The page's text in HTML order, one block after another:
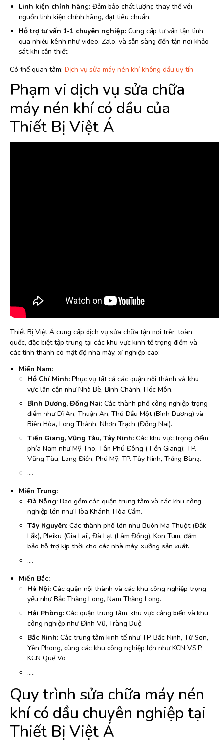
Linh kiện chính hãng: Đảm bảo chất lượng thay thế với
nguồn linh kiện chính hãng, đạt tiêu chuẩn.
Hỗ trợ tư vấn 1-1 chuyên nghiệp: Cung cấp tư vấn tận tình
qua nhiều kênh như video, Zalo, và sẵn sàng đến tận nơi khảo
sát khi cần thiết.
Có thể quan tâm: Dịch vụ sửa máy nén khí không dầu uy tín
Phạm vi dịch vụ sửa chữa
máy nén khí có dầu của
Thiết Bị Việt Á
Thiết Bị Việt Á cung cấp dịch vụ sửa chữa tận nơi trên toàn
quốc, đặc biệt tập trung tại các khu vực kinh tế trọng điểm và
các tỉnh thành có mật độ nhà máy, xí nghiệp cao:
Miền Nam:
Hồ Chí Minh: Phục vụ tất cả các quận nội thành và khu
vực lân cận như Nhà Bè, Bình Chánh, Hóc Môn.
Bình Dương, Đồng Nai: Các thành phố công nghiệp trọng
điểm như Dĩ An, Thuận An, Thủ Dầu Một (Bình Dương) và
Biên Hòa, Long Thành, Nhơn Trạch (Đồng Nai).
Tiền Giang, Vũng Tàu, Tây Ninh: Các khu vực trọng điểm
phía Nam như Mỹ Tho, Tân Phú Đông (Tiền Giang); TP.
Vũng Tàu, Long Điền, Phú Mỹ; TP. Tây Ninh, Trảng Bàng.
….
Miền Trung:
Đà Nẵng: Bao gồm các quận trung tâm và các khu công
nghiệp lớn như Hòa Khánh, Hòa Cầm.
Tây Nguyên: Các thành phố lớn như Buôn Ma Thuột (Đắk
Lắk), Pleiku (Gia Lai), Đà Lạt (Lâm Đồng), Kon Tum, đảm
bảo hỗ trợ kịp thời cho các nhà máy, xưởng sản xuất.
….
Miền Bắc:
Hà Nội: Các quận nội thành và các khu công nghiệp trọng
yếu như Bắc Thăng Long, Nam Thăng Long.
Hải Phòng: Các quận trung tâm, khu vực cảng biển và khu
công nghiệp như Đình Vũ, Tràng Duệ.
Bắc Ninh: Các trung tâm kinh tế như TP. Bắc Ninh, Từ Sơn,
Yên Phong, cùng các khu công nghiệp lớn như KCN VSIP,
KCN Quế Võ.
…..
Quy trình sửa chữa máy nén
khí có dầu chuyên nghiệp tại
Thiết Bị Việt Á